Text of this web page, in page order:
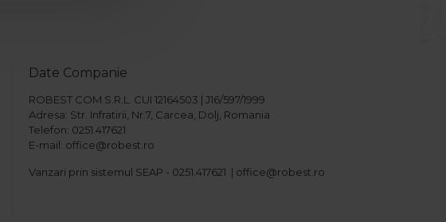
Date Companie
ROBEST COM S.R.L. CUI 12164503 | J16/597/1999
Adresa: Str. Infratirii, Nr.7, Carcea, Dolj, Romania
Telefon: 0251.417621
E-mail: office@robest.ro
Vanzari prin sistemul SEAP - 0251.417621 | office@robest.ro